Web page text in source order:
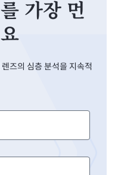
가장 먼
즈의 심층 분석을 지속적